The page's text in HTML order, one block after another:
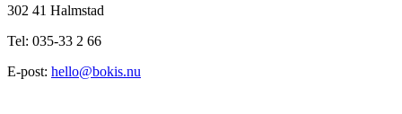
302 41 Halmstad
Tel: 035-33 2 66
E-post: hello@bokis.nu